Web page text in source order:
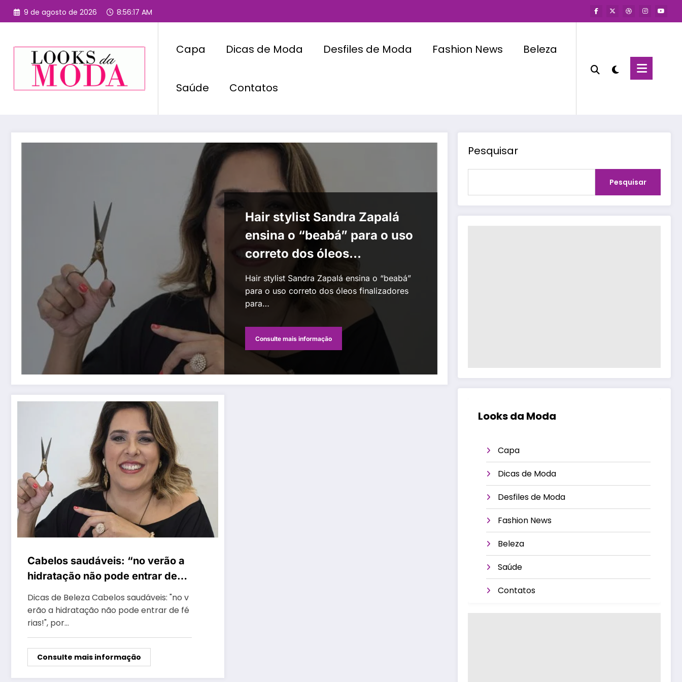
Pular
para
conteúdo
9 de agosto de 2026 8:56:17 AM
Capa Dicas de Moda Desfiles de Moda Fashion News Beleza
Saúde Contatos
Hair stylist Sandra Zapalá
ensina o “beabá” para o uso
correto dos óleos
finalizadores para cabelos
Hair stylist Sandra Zapalá ensina o “beabá”
para o uso correto dos óleos finalizadores
para…
Consulte mais informação
Cabelos saudáveis: “no verão a
hidratação não pode entrar de
férias!”, por hair stylist Sandra
Zapalá
Dicas de Beleza Cabelos saudáveis: "no v
erão a hidratação não pode entrar de fé
rias!", por…
Consulte mais informação
Pesquisar
Pesquisar
Looks da Moda
Capa
Dicas de Moda
Desfiles de Moda
Fashion News
Beleza
Saúde
Contatos